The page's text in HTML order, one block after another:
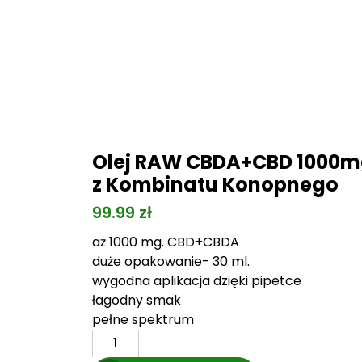
Olej RAW CBDA+CBD
z Kombinatu Konopnego
99.99 zł
aż 1000 mg. CBD+CBDA
duże opakowanie- 30 ml.
wygodna aplikacja dzięki pipetce
łagodny smak
pełne spektrum
ilość
Olej